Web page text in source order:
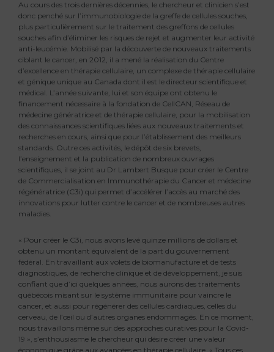
Au cours des trois dernières décennies, le chercheur et clinicien s’est
donc penché sur l’immunobiologie de la greffe de cellules souches,
plus particulièrement sur le traitement des greffons de cellules
souches afin d’éliminer les risques de rejet et augmenter leur activité
anti-leucémie. Mobilisé par la découverte de nouveaux traitements
ciblant le cancer, en 2012, il a mené la réalisation du Centre
d’excellence en thérapie cellulaire, un complexe de thérapie cellulaire
et génique unique au Canada dont il est le directeur scientifique et
médical. L’année suivante, lui et son équipe ont obtenu le
financement nécessaire à la fondation de CellCAN, Réseau de
médecine génératrice et de thérapie cellulaire, pour la mobilisation
des connaissances scientifiques liées aux nouveaux traitements et
recherches en cours, ainsi que pour l’établissement des meilleurs
standards. Outre ces activités, le dépôt de six brevets,
l’enseignement et la publication de nombreux ouvrages
scientifiques, il se joint au Dr Lambert Busque pour créer le Centre
de Commercialisation en Immunothérapie du Cancer et médecine
régénératrice (C3i) qui permet d’accélérer l’accès au marché des
innovations pour lutter contre le cancer et de nombreuses autres
maladies.
« Pour créer le C3i, nous avons levé quinze millions de dollars et
obtenu un montant équivalent de la part du gouvernement
fédéral. En travaillant aux volets de biomanufacture et de tests
diagnostiques, de recherche clinique et de développement, je suis
confiant que d’ici quelques années, nous aurons des traitements
québécois misant sur le système immunitaire pour vaincre le
cancer, et aussi pour régénérer des cellules cardiaques, celles du
cerveau, de l’œil ou d’autres organes endommagés. En ce moment,
nous travaillons même sur des approches curatives pour la Covid-
19 », s’enthousiasme le chercheur qui désire créer une valeur
économique grâce aux avancées en thérapie cellulaire. « Tous ces